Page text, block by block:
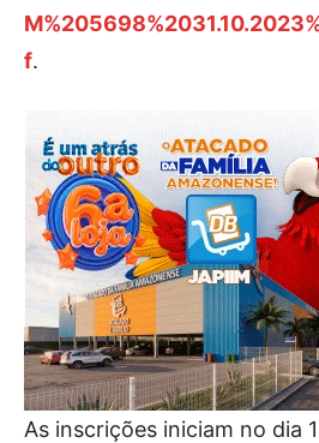
f.
As inscrições iniciam no dia